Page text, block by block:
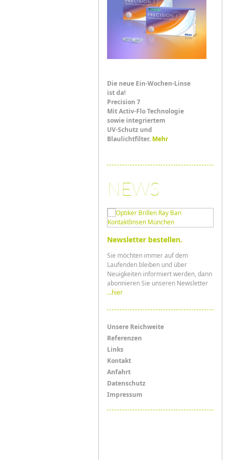
Die neue Ein-Wochen-Linse
ist da!
Precision 7
Mit Activ-Flo Technologie
sowie integriertem
UV-Schutz und
Blaulichtfilter. Mehr
NEWS
Newsletter bestellen.
Sie möchten immer auf dem
Laufenden bleiben und über
Neuigkeiten informiert werden, dann
abonnieren Sie unseren Newsletter
...hier
Menü
Links
Unsere Reichweite
Referenzen
Links
Kontakt
Anfahrt
Datenschutz
Impressum